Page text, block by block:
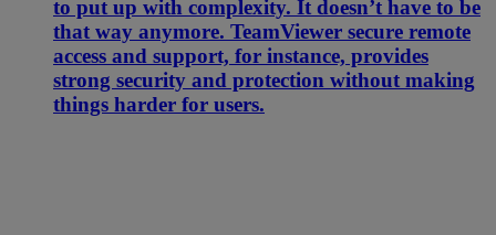
to put up with complexity. It doesn’t have to be
that way anymore. TeamViewer secure remote
access and support, for instance, provides
strong security and protection without making
things harder for users.